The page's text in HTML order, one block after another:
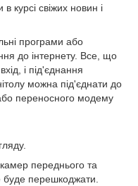
курсі свіжих новин і
програми або
до інтернету. Все, що
і під'єднання
можна під'єднати до
переносного модему
переднього та
буде перешкоджати.